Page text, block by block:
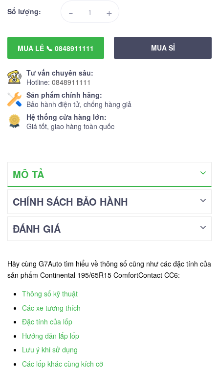
Số lượng: - +
MUA LẺ 📞 0848911111 MUA SỈ
Tư vấn chuyên sâu:
Hotline: 0848911111
Sản phẩm chính hãng:
Bảo hành điện tử, chống hàng giả
Hệ thống cửa hàng lớn:
Giá tốt, giao hàng toàn quốc
MÔ TẢ
CHÍNH SÁCH BẢO HÀNH
ĐÁNH GIÁ
Hãy cùng G7Auto tìm hiểu về thông số cũng như các đặc tính của
sản phẩm Continental 195/65R15 ComfortContact CC6:
Thông số kỹ thuật
Các xe tương thích
Đặc tính của lốp
Hướng dẫn lắp lốp
Lưu ý khi sử dụng
Các lốp khác cùng kích cỡ